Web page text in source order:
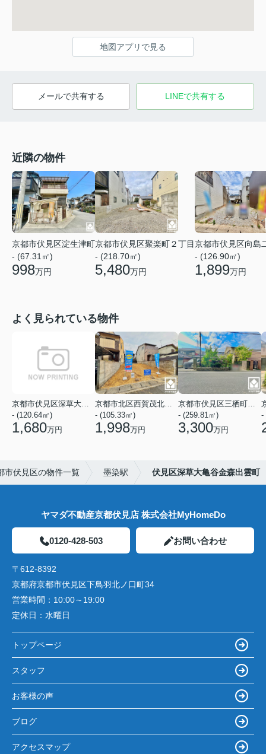
地図アプリで見る
メールで共有する LINEで共有する
近隣の物件
京都市伏見区淀生津町
- (67.31㎡)
998万円
京都市伏見区聚楽町２丁目
- (218.70㎡)
5,480万円
京都市伏見区向島
- (126.90㎡)
1,899万円
よく見られている物件
京都市伏見区深草大亀谷万帖敷町
- (120.64㎡)
1,680万円
京都市北区西賀茂北鎮守菴町
- (105.33㎡)
1,998万円
京都市伏見区三栖町３丁目
- (259.81㎡)
3,300万円
-
市伏見区の物件一覧 墨染駅 伏見区深草大亀谷金森出雲町
ヤマダ不動産京都伏見店 株式会社MyHomeDo
0120-428-503 お問い合わせ
〒612-8392
京都府京都市伏見区下鳥羽北ノ口町34
営業時間： 10:00～19:00
定休日： 水曜日
トップページ
スタッフ
お客様の声
ブログ
アクセスマップ